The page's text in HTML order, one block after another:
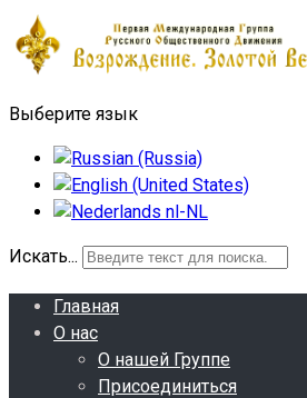
Выберите язык
Искать...
Главная
О нас
О нашей Группе
Присоединиться